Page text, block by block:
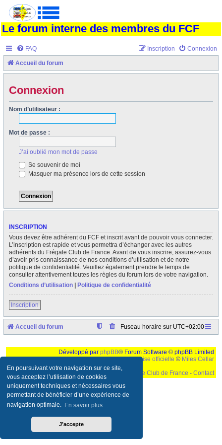
En poursuivant votre navigation sur ce site,
vous acceptez l’utilisation de cookies
uniquement techniques et nécessaires vous
permettant de bénéficier d’une expérience de
navigation optimale. En savoir plus…
J’accepte
Le forum interne des membres du FCF
FAQ Connexion
Inscription
Accueil du forum
Connexion
Nom d’utilisateur :
Mot de passe :
J’ai oublié mon mot de passe
Se souvenir de moi
Masquer ma présence lors de cette session
INSCRIPTION
Vous devez être adhérent du FCF et inscrit avant de pouvoir vous connecter.
L’inscription est rapide et vous permettra d’échanger avec les autres
adhérents du Frégate Club de France. Avant de vous inscrire, assurez-vous
d’avoir pris connaissance de nos conditions d’utilisation et de notre
politique de confidentialité. Veuillez également prendre le temps de
consulter attentivement toutes les règles du forum lors de votre navigation.
Conditions d’utilisation
Politique de confidentialité
Inscription
Accueil du forum Fuseau horaire sur UTC+02:00
Développé par phpBB® Forum Software © phpBB Limited
Traduction française officielle © Miles Cellar
Le Frégate Club de France - Contact
Ceci est un texte de remplissage qui n'a pour but que forcer l'elargissement de la div page...
Ben oui, quand on veut pas d'un "site optimise pour une resolution de 1024x768 et
parametres d'affichage pas defaut de votre navigateur" faut bien trouver des paliatifs !